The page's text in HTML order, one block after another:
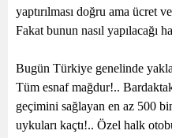
yaptırılması doğru ama ücret
Fakat bunun nasıl yapılacağı
Bugün Türkiye genelinde
Tüm esnaf mağdur!..
geçimini sağlayan en az 500
uykuları kaçtı!.. Özel halk